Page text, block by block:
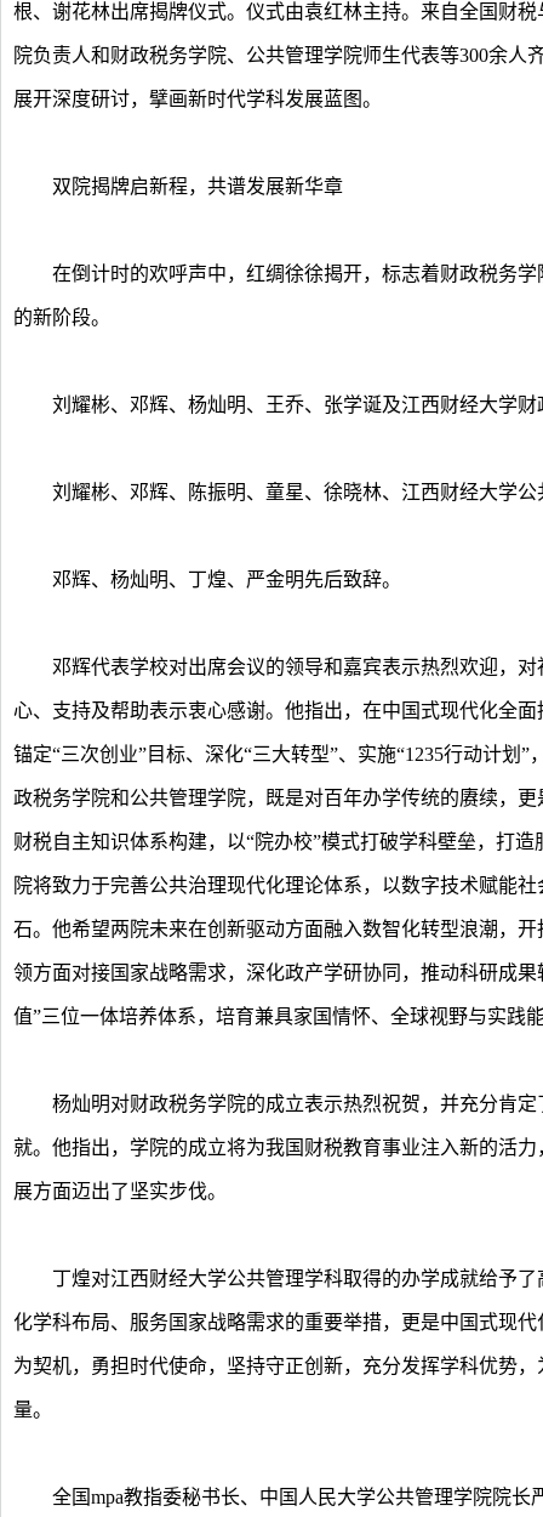
根、谢花林出席揭牌仪式。仪式由袁红林主持。来自全国财
院负责人和财政税务学院、公共管理学院师生代表等300余
展开深度研讨，擘画新时代学科发展蓝图。
双院揭牌启新程，共谱发展新华章
在倒计时的欢呼声中，红绸徐徐揭开，标志着财政税务学
的新阶段。
刘耀彬、邓辉、杨灿明、王乔、张学诞及江西财经大学财
刘耀彬、邓辉、陈振明、童星、徐晓林、江西财经大学公
邓辉、杨灿明、丁煌、严金明先后致辞。
邓辉代表学校对出席会议的领导和嘉宾表示热烈欢迎，对
心、支持及帮助表示衷心感谢。他指出，在中国式现代化全
锚定“三次创业”目标、深化“三大转型”、实施“1235行动计划
政税务学院和公共管理学院，既是对百年办学传统的赓续，
财税自主知识体系构建，以“院办校”模式打破学科壁垒，打
院将致力于完善公共治理现代化理论体系，以数字技术赋能
石。他希望两院未来在创新驱动方面融入数智化转型浪潮，
领方面对接国家战略需求，深化政产学研协同，推动科研成
值”三位一体培养体系，培育兼具家国情怀、全球视野与实践
杨灿明对财政税务学院的成立表示热烈祝贺，并充分肯定
就。他指出，学院的成立将为我国财税教育事业注入新的活
展方面迈出了坚实步伐。
丁煌对江西财经大学公共管理学科取得的办学成就给予了
化学科布局、服务国家战略需求的重要举措，更是中国式现
为契机，勇担时代使命，坚持守正创新，充分发挥学科优势
量。
全国mpa教指委秘书长、中国人民大学公共管理学院院长